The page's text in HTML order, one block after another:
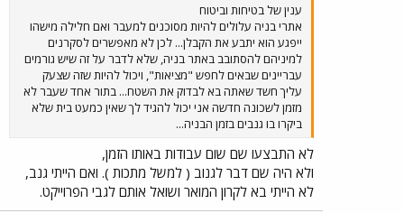
ענין של בטיחות וביטוח
אתרי בניה עלולים להיות מסוכנים למעבר ואם חלילה מישהו
ייפגע הוא יתבע את הקבלן... לכן לא מאפשרים לסקרנים
למיניהם להסתובב באתר בניה, שלא לדבר על זה שיש גורמים
עבריינים שבאים לחפש "מציאות", ויכול להיות שזה שצעק
עליך חשד שאתה בא לבדוק את השטח... בתור אחד שעבר לא
מזמן לשכונה חדשה אני יכול להגיד לך שאין כמעט בית שלא
ביקרו בו גנבים בזמן הבניה...
לא התבצעו שם שום עבודות באותו הזמן,
ולא היה שם דבר לגנוב ( למשל מתכות ). ואם הייתי גנב,
לא הייתי בא לקרון המואר ושואל אותם לגבי הפרוייקט.